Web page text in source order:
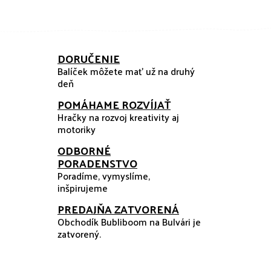
DORUČENIE
Balíček môžete mať už na druhý
deň
POMÁHAME ROZVÍJAŤ
Hračky na rozvoj kreativity aj
motoriky
ODBORNÉ
PORADENSTVO
Poradíme, vymyslíme,
inšpirujeme
PREDAJŇA ZATVORENÁ
Obchodík Bubliboom na Bulvári je
zatvorený.